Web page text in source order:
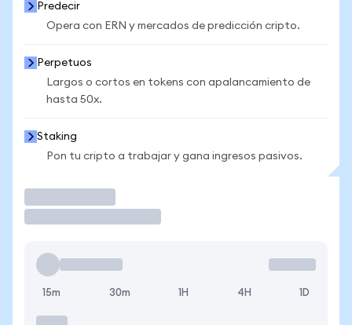
Predecir
Opera con ERN y mercados de predicción cripto.
Perpetuos
Largos o cortos en tokens con apalancamiento de
hasta 50x.
Staking
Pon tu cripto a trabajar y gana ingresos pasivos.
15m 30m 1H 4H 1D